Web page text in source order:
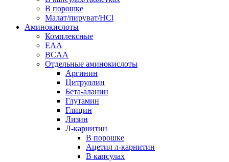
В порошке
Малат/пируват/HCl
Аминокислоты
Комплексные
EAA
BCAA
Отдельные аминокислоты
Аргинин
Цитруллин
Бета-аланин
Глутамин
Глицин
Лизин
Л-карнитин
В порошке
Ацетил л-карнитин
В капсулах